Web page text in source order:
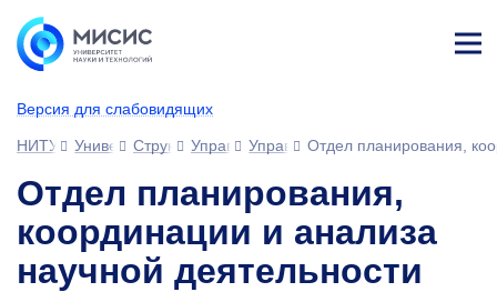
Версия для слабовидящих
ине
НИТУ МИСИСУниверситетСтруктура университета
УправленияУправление науки (УН)
Отдел планирования,
Отдел планирования,
координации и анализа
научной деятельности